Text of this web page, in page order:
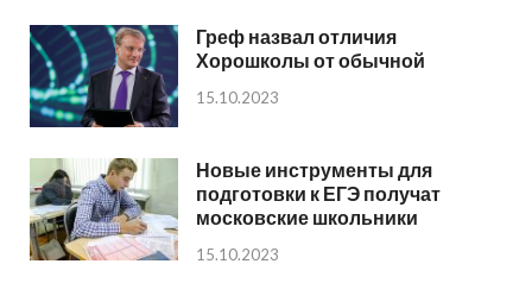
Греф назвал отличия
Хорошколы от обычной
15.10.2023
Новые инструменты для
подготовки к ЕГЭ получат
московские школьники
15.10.2023